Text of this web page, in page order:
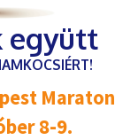
együtt
Maraton
8-9.